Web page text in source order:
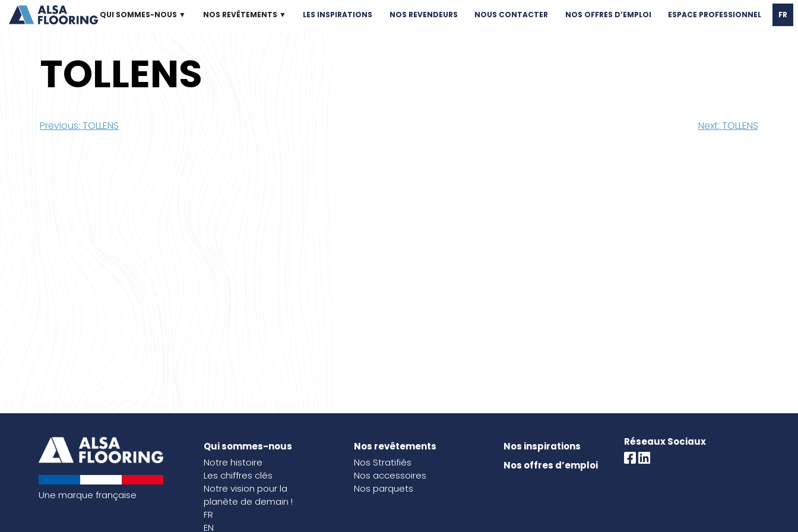
QUI SOMMES-NOUS ▼ NOS REVÊTEMENTS ▼ LES INSPIRATIONS NOS REVENDEURS NOUS CONTACTER NOS OFFRES D’EMPLOI ESPACE PROFESSIONNEL FR
TOLLENS
Navigation
Previous: TOLLENS Next: TOLLENS
Une marque française
Qui sommes-nous
Notre histoire
Les chiffres clés
Notre vision pour la
planète de demain !
FR
EN
Nos revêtements
Nos Stratifiés
Nos accessoires
Nos parquets
Nos inspirations
Nos offres d’emploi
Réseaux Sociaux